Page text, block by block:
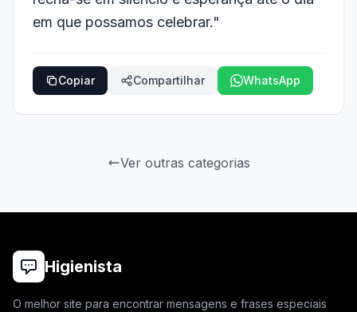
em que possamos celebrar."
Copiar Compartilhar WhatsApp
Ver outras categorias
Higienista
O melhor site para encontrar mensagens e frases especiais